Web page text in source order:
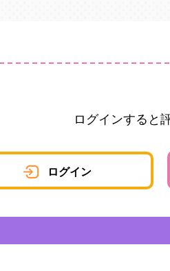
ログインすると
ログイン